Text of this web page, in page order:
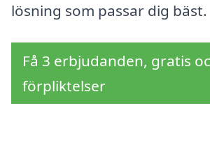
lösning som passar dig bäst.
Få 3 erbjudanden, gratis
förpliktelser